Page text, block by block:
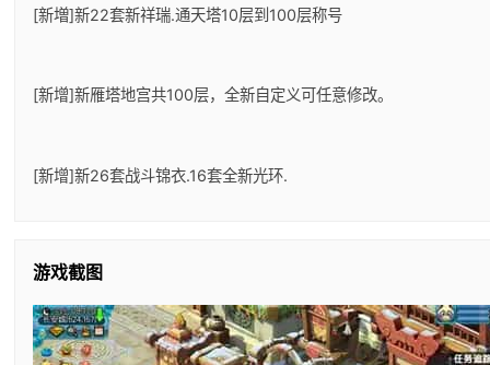
[新増]新22套新祥瑞.通天塔10层到100层称号
[新增]新雁塔地宫共100层，全新自定义可任意修改。
[新增]新26套战斗锦衣.16套全新光环.
游戏截图